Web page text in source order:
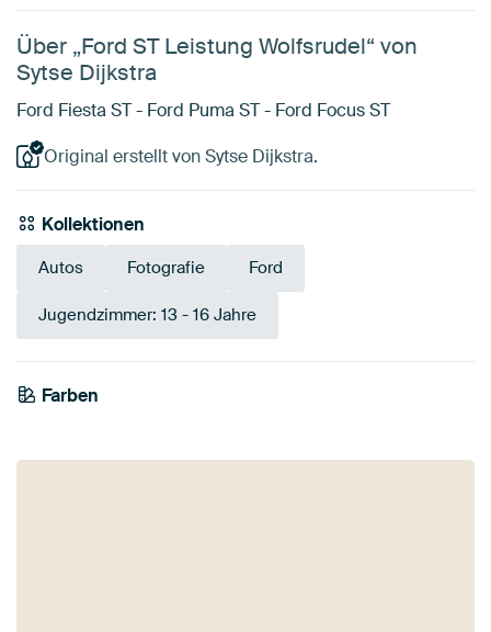
Über „Ford ST Leistung Wolfsrudel“ von
Sytse Dijkstra
Ford Fiesta ST - Ford Puma ST - Ford Focus ST
Original erstellt von Sytse Dijkstra.
Kollektionen
Autos Fotografie Ford
Jugendzimmer: 13 - 16 Jahre
Farben
Grau
Smaragdgrün
Grün